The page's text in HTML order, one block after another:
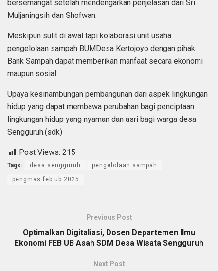
bersemangat setelah mendengarkan penjelasan dari Sri
Muljaningsih dan Shofwan.
Meskipun sulit di awal tapi kolaborasi unit usaha
pengelolaan sampah BUMDesa Kertojoyo dengan pihak
Bank Sampah dapat memberikan manfaat secara ekonomi
maupun sosial.
Upaya kesinambungan pembangunan dari aspek lingkungan
hidup yang dapat membawa perubahan bagi penciptaan
lingkungan hidup yang nyaman dan asri bagi warga desa
Sengguruh.(sdk)
Post Views: 215
Tags: desa sengguruh pengelolaan sampah
pengmas feb ub 2025
Previous Post
Optimalkan Digitaliasi, Dosen Departemen Ilmu
Ekonomi FEB UB Asah SDM Desa Wisata Sengguruh
Next Post